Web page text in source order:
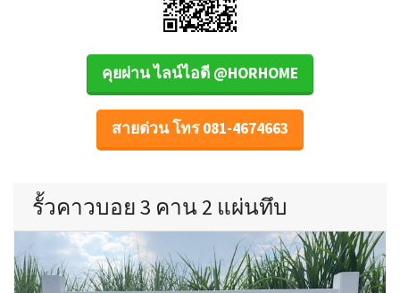
คุยผ่าน ไลน์ไอดี @HORHOME
สายด่วน โทร 081-4674663
รั้วคาวบอย 3 คาน 2 แผ่นทึบ